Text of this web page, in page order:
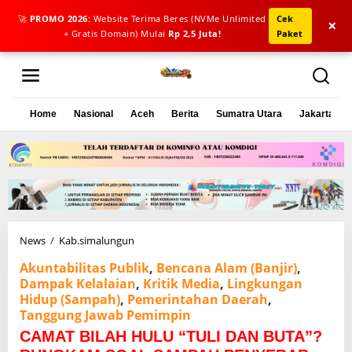
🚀 PROMO 2026: Website Terima Beres (NVMe Unlimited
+ Gratis Domain) Mulai Rp 2,5 Juta!
Cek
Paket
×
L
Home Nasional Aceh Berita Sumatra Utara Jakarta
News / Kab.simalungun
M
A
T
B
I
L
Akuntabilitas Publik, Bencana Alam (Banjir),
Dampak Kelalaian, Kritik Media, Lingkungan
Hidup (Sampah), Pemerintahan Daerah,
Tanggung Jawab Pemimpin
CAMAT BILAH HULU “TULI DAN BUTA”?